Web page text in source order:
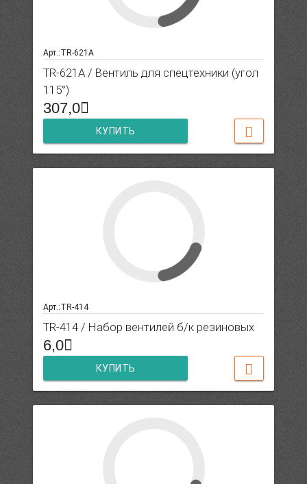
Арт.:TR-621A
TR-621A / Вентиль для спецтехники (угол
115°)
307,0
КУПИТЬ
Арт.:TR-414
TR-414 / Набор вентилей б/к резиновых
6,0
КУПИТЬ